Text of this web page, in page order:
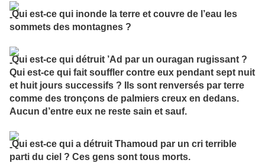
Qui est-ce qui inonde la terre et couvre de l’eau les
sommets des montagnes ?
Qui est-ce qui détruit ’Ad par un ouragan rugissant ?
Qui est-ce qui fait souffler contre eux pendant sept nuit
et huit jours successifs ? Ils sont renversés par terre
comme des tronçons de palmiers creux en dedans.
Aucun d’entre eux ne reste sain et sauf.
Qui est-ce qui a détruit Thamoud par un cri terrible
parti du ciel ? Ces gens sont tous morts.